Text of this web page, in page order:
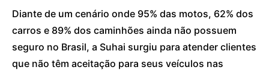
Diante de um cenário onde 95% das motos, 62% dos
carros e 89% dos caminhões ainda não possuem
seguro no Brasil, a Suhai surgiu para atender clientes
que não têm aceitação para seus veículos nas